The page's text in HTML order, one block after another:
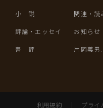
小 説
評論・エッセイ
書 評
関連・読
お知らせ
片岡義
利用規約 ｜ プライ